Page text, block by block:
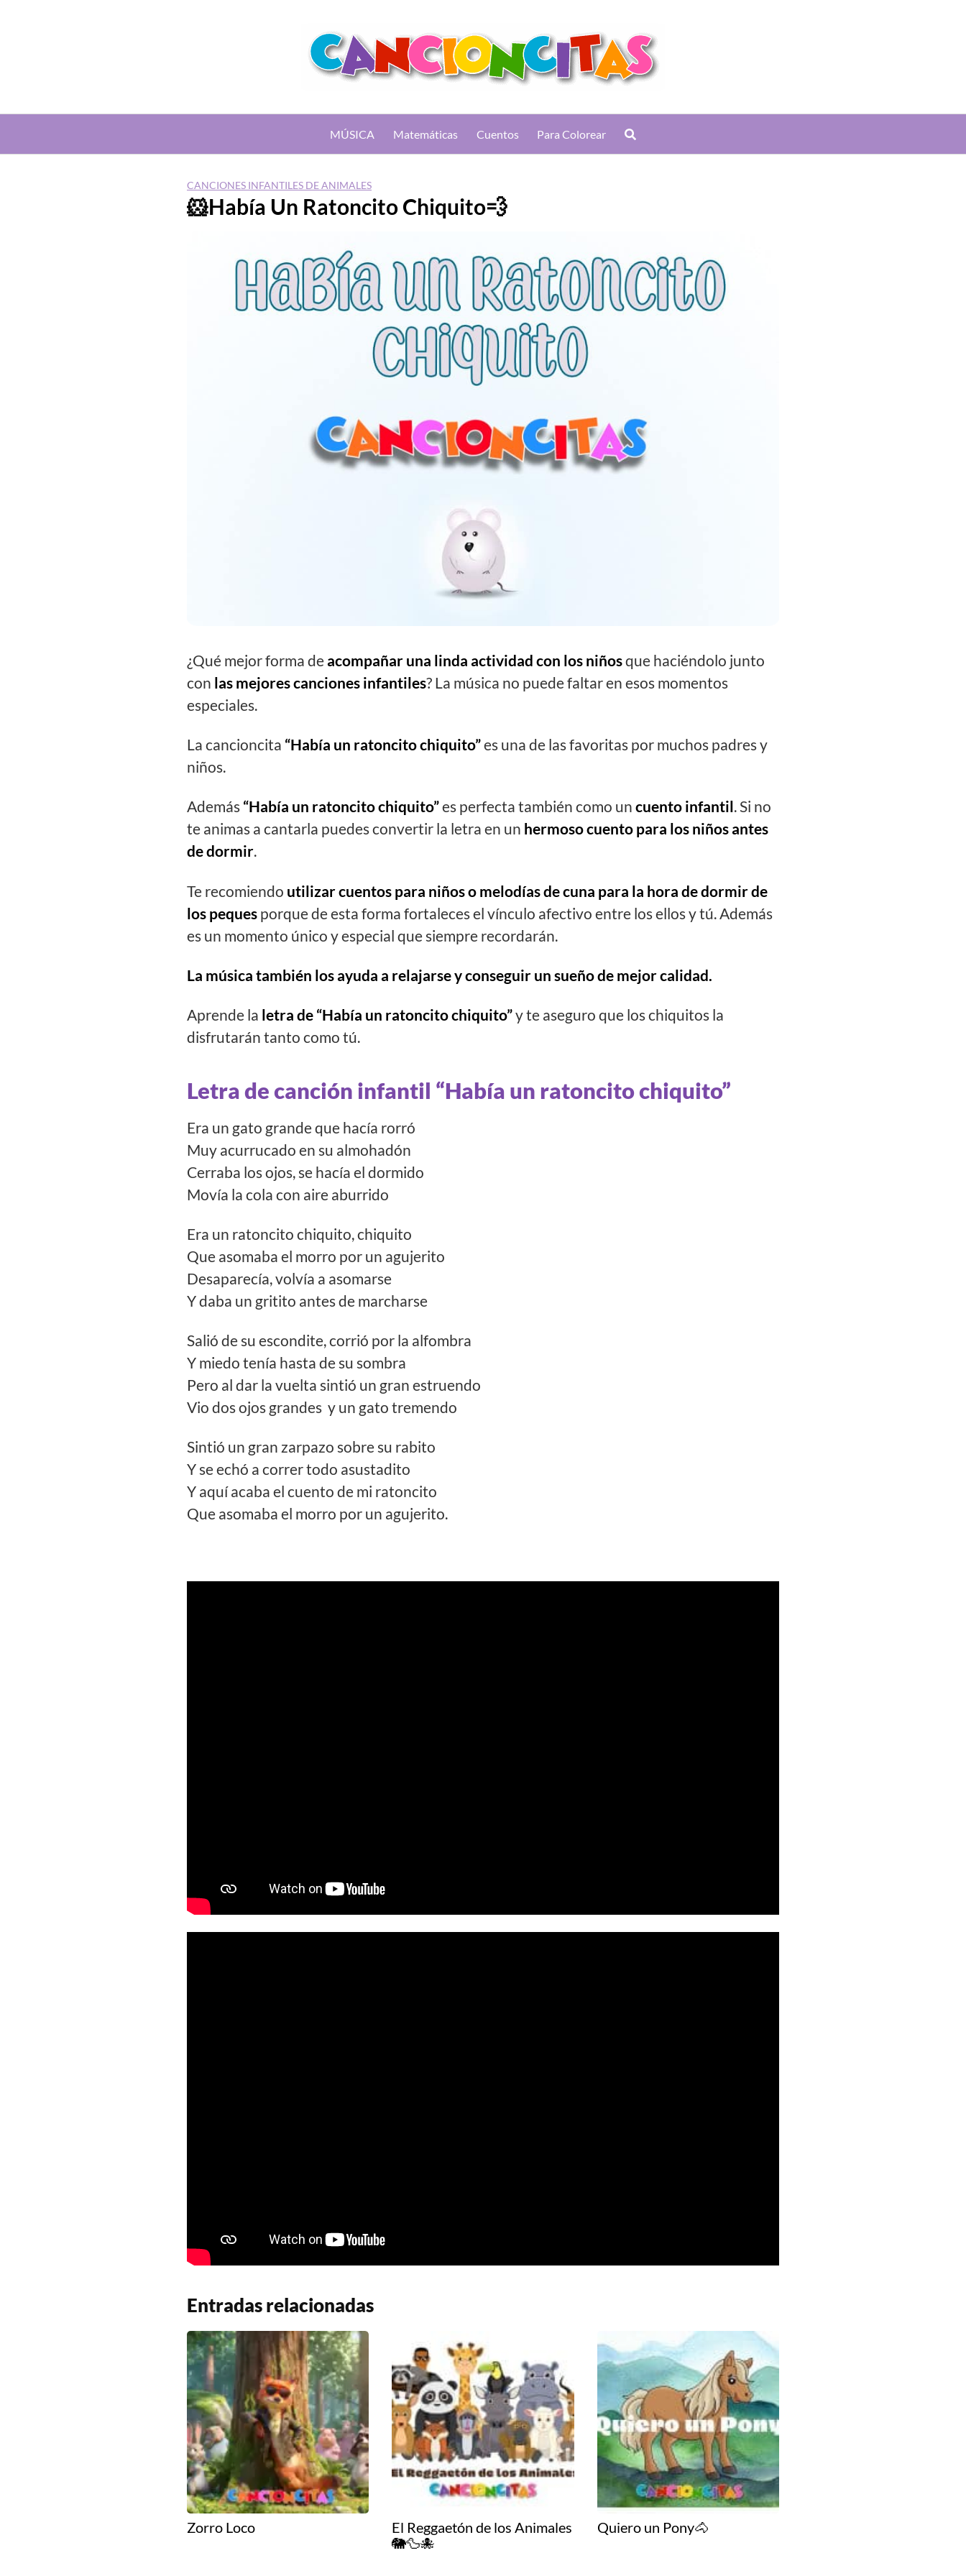
MÚSICA Matemáticas Cuentos Para Colorear
CANCIONES INFANTILES DE ANIMALES
🐹Había Un Ratoncito Chiquito💨
¿Qué mejor forma deacompañar una linda actividad con los niñosque haciéndolo junto
con las mejores canciones infantiles? La música no puede faltar en esos momentos
especiales.
La cancioncita “Había un ratoncito chiquito”es una de las favoritas por muchos padres y
niños.
Además “Había un ratoncito chiquito”es perfecta también como un cuento infantil. Si no
te animas a cantarla puedes convertir la letra en un hermoso cuento para los niños antes
de dormir.
Te recomiendo utilizar cuentos para niños o melodías de cuna para la hora de dormir de
los peques porque de esta forma fortaleces el vínculo afectivo entre los ellos y tú. Además
es un momento único y especial que siempre recordarán.
La música también los ayuda a relajarse y conseguir un sueño de mejor calidad.
Aprende la letra de “Había un ratoncito chiquito”y te aseguro que los chiquitos la
disfrutarán tanto como tú.
Letra de canción infantil “Había un ratoncito chiquito”
Era un gato grande que hacía rorró
Muy acurrucado en su almohadón
Cerraba los ojos, se hacía el dormido
Movía la cola con aire aburrido
Era un ratoncito chiquito, chiquito
Que asomaba el morro por un agujerito
Desaparecía, volvía a asomarse
Y daba un gritito antes de marcharse
Salió de su escondite, corrió por la alfombra
Y miedo tenía hasta de su sombra
Pero al dar la vuelta sintió un gran estruendo
Vio dos ojos grandes y un gato tremendo
Sintió un gran zarpazo sobre su rabito
Y se echó a correr todo asustadito
Y aquí acaba el cuento de mi ratoncito
Que asomaba el morro por un agujerito.
Entradas relacionadas
Zorro Loco
El Reggaetón de los Animales
🐘🦆🐙
Quiero un Pony🐴